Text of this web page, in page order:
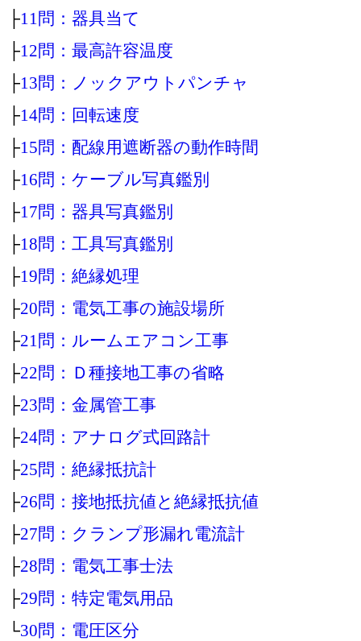
├11問：器具当て
├12問：最高許容温度
├13問：ノックアウトパンチャ
├14問：回転速度
├15問：配線用遮断器の動作時間
├16問：ケーブル写真鑑別
├17問：器具写真鑑別
├18問：工具写真鑑別
├19問：絶縁処理
├20問：電気工事の施設場所
├21問：ルームエアコン工事
├22問：Ｄ種接地工事の省略
├23問：金属管工事
├24問：アナログ式回路計
├25問：絶縁抵抗計
├26問：接地抵抗値と絶縁抵抗値
├27問：クランプ形漏れ電流計
├28問：電気工事士法
├29問：特定電気用品
└30問：電圧区分